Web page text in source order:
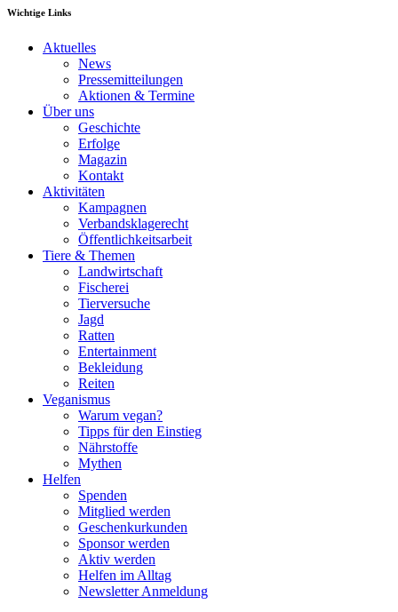
Wichtige Links
Aktuelles
News
Pressemitteilungen
Aktionen & Termine
Über uns
Geschichte
Erfolge
Magazin
Kontakt
Aktivitäten
Kampagnen
Verbandsklagerecht
Öffentlichkeitsarbeit
Tiere & Themen
Landwirtschaft
Fischerei
Tierversuche
Jagd
Ratten
Entertainment
Bekleidung
Reiten
Veganismus
Warum vegan?
Tipps für den Einstieg
Nährstoffe
Mythen
Helfen
Spenden
Mitglied werden
Geschenkurkunden
Sponsor werden
Aktiv werden
Helfen im Alltag
Newsletter Anmeldung